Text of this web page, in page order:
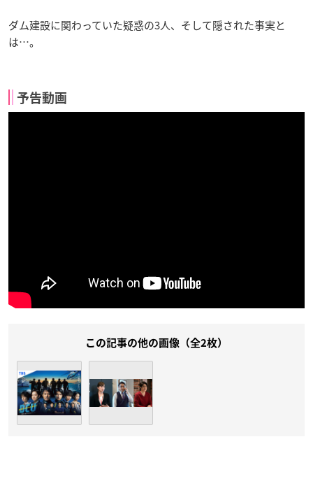
ダム建設に関わっていた疑惑の3人、そして隠された事実と
は…。
予告動画
この記事の他の画像（全2枚）